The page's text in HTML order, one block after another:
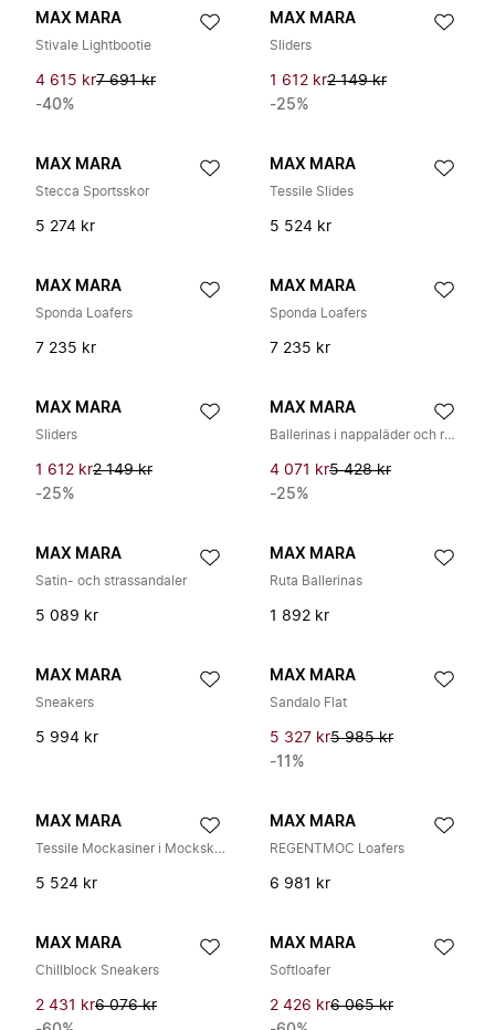
MAX MARA
Stivale Lightbootie
4 615 kr7 691 kr
-40%
MAX MARA
Sliders
1 612 kr2 149 kr
-25%
MAX MARA
Stecca Sportsskor
5 274 kr
MAX MARA
Tessile Slides
5 524 kr
MAX MARA
Sponda Loafers
7 235 kr
MAX MARA
Sponda Loafers
7 235 kr
MAX MARA
Sliders
1 612 kr2 149 kr
-25%
MAX MARA
Ballerinas i nappaläder och raffia
4 071 kr5 428 kr
-25%
MAX MARA
Satin- och strassandaler
5 089 kr
MAX MARA
Ruta Ballerinas
1 892 kr
MAX MARA
Sneakers
5 994 kr
MAX MARA
Sandalo Flat
5 327 kr5 985 kr
-11%
MAX MARA
Tessile Mockasiner i Mockskinn
5 524 kr
MAX MARA
REGENTMOC Loafers
6 981 kr
MAX MARA
Chillblock Sneakers
2 431 kr6 076 kr
MAX MARA
Softloafer
2 426 kr6 065 kr